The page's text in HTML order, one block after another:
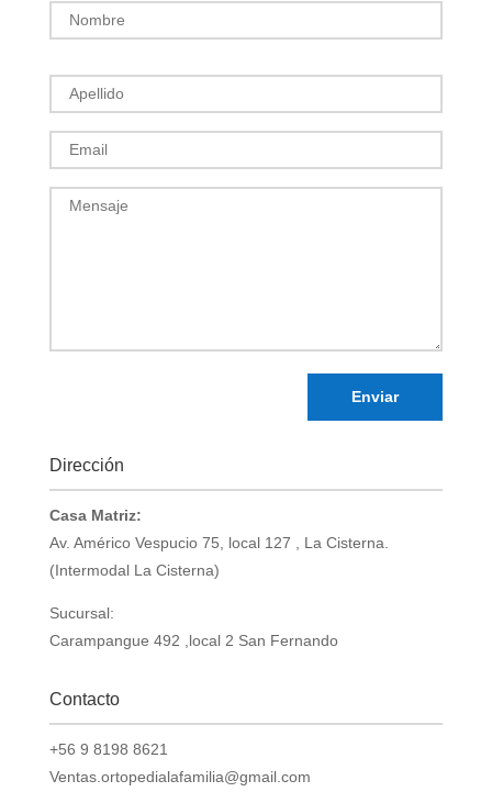
Enviar
Dirección
Casa Matriz:
Av. Américo Vespucio 75, local 127 , La Cisterna.
(Intermodal La Cisterna)
Sucursal:
Carampangue 492 ,local 2 San Fernando
Contacto
+56 9 8198 8621
Ventas.ortopedialafamilia@gmail.com